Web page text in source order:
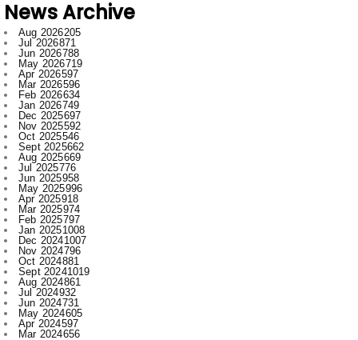
Jun 2026
788
May 2026719
Apr 2026597
Mar 2026596
Feb 2026634
Jan 2026749
Dec 2025697
Nov 2025592
Oct 2025546
Sept 2025662
Aug 2025669
Jul 2025776
Jun 2025958
May 2025996
Apr 2025918
Mar 2025974
Feb 2025797
Jan 20251008
Dec 20241007
Nov 2024796
Oct 2024881
Sept 20241019
Aug 2024861
Jul 2024932
Jun 2024731
May 2024605
Apr 2024597
Mar 2024656
Feb 2024772
Jan 2024915
Dec 2023673
Nov 2023554